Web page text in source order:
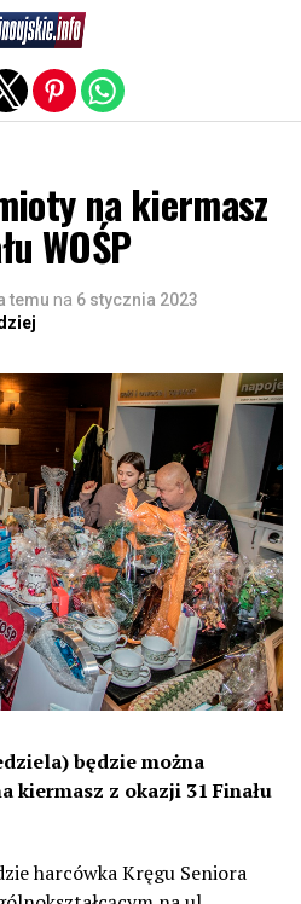
na kiermasz
WOŚP
temu na 6 stycznia 2023
będzie można
kiermasz z okazji 31 Finału
harcówka Kręgu Seniora
version